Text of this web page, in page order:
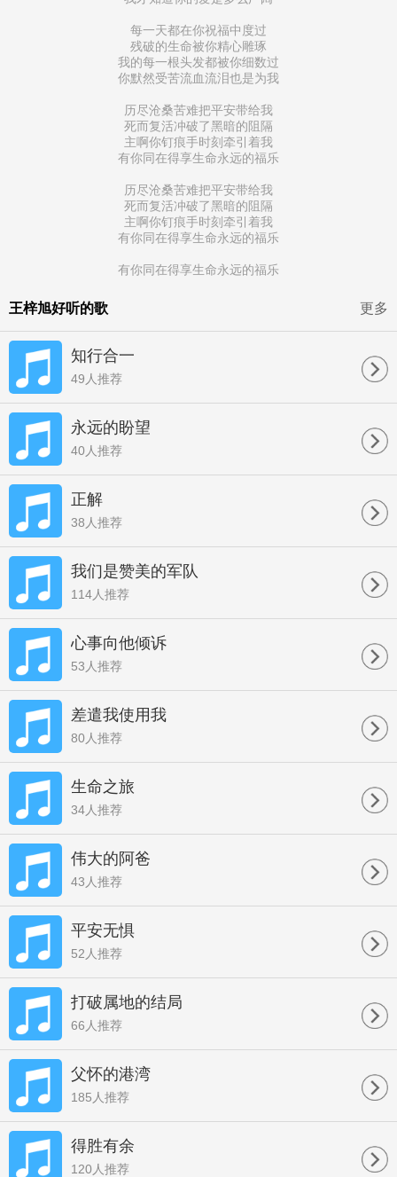
每一天都在你祝福中度过
残破的生命被你精心雕琢
我的每一根头发都被你细数过
你默然受苦流血流泪也是为我
历尽沧桑苦难把平安带给我
死而复活冲破了黑暗的阻隔
主啊你钉痕手时刻牵引着我
有你同在得享生命永远的福乐
历尽沧桑苦难把平安带给我
死而复活冲破了黑暗的阻隔
主啊你钉痕手时刻牵引着我
有你同在得享生命永远的福乐
有你同在得享生命永远的福乐
王梓旭好听的歌 更多
知行合一
49人推荐
永远的盼望
40人推荐
正解
38人推荐
我们是赞美的军队
114人推荐
心事向他倾诉
53人推荐
差遣我使用我
80人推荐
生命之旅
34人推荐
伟大的阿爸
43人推荐
平安无惧
52人推荐
打破属地的结局
66人推荐
父怀的港湾
185人推荐
得胜有余
120人推荐